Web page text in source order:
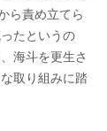
ら責め立てら
たというの
海斗を更生さ
取り組みに踏